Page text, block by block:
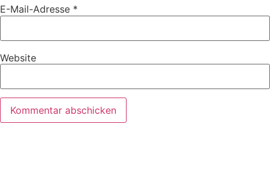
E-Mail-Adresse *
Website